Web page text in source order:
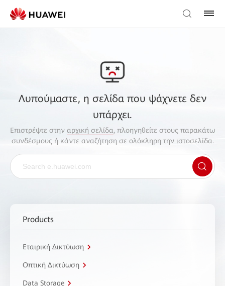
Λυπούμαστε, η σελίδα που ψάχνετε δεν
υπάρχει.
Επιστρέψτε στην αρχική σελίδα, πλοηγηθείτε στους παρακάτω
συνδέσμους ή κάντε αναζήτηση σε ολόκληρη την ιστοσελίδα.
Products
Εταιρική Δικτύωση
Οπτική Δικτύωση
Data Storage